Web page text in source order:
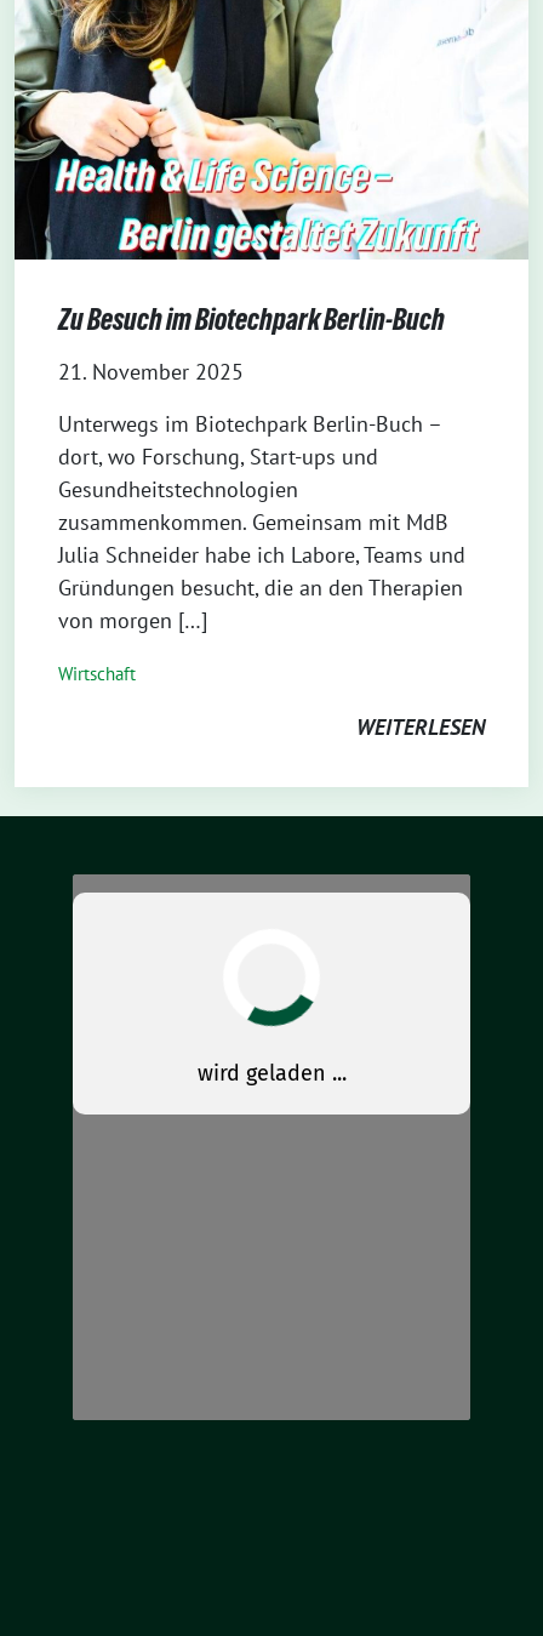
Zu Besuch im Biotechpark Berlin-Buch
21. November 2025
⁨Unterwegs im Biotechpark Berlin-Buch –
dort, wo Forschung, Start-ups und
Gesundheitstechnologien
zusammenkommen. Gemeinsam mit MdB
Julia Schneider habe ich Labore, Teams und
Gründungen besucht, die an den Therapien
von morgen […]
Wirtschaft
WEITERLESEN